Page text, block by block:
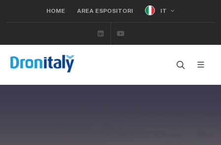
HOME AREA ESPOSITORI IT
Linkedin